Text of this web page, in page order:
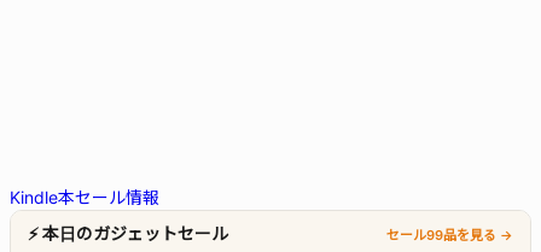
Kindle本セール情報
⚡ 本日のガジェットセール
セール99品を見る →